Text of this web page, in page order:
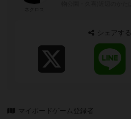
シェアする
マイボードゲーム登録者